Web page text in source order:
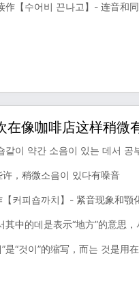
作【수어비 끈나고】- 连音和
在像咖啡店这样稍微
같이 약간 소음이 있는 데서
，稍微소음이 있다有噪音
커피숍까치】- 紧音现象和
中的데是表示“地方”的意思
是“것이”的缩写，而는 것是用在